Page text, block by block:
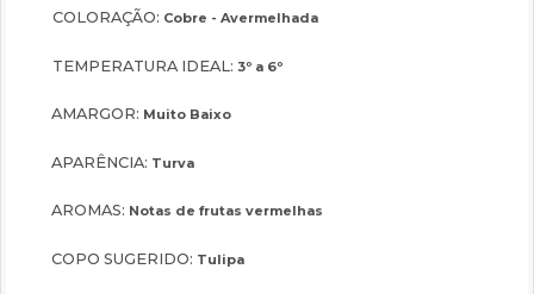
COLORAÇÃO: Cobre - Avermelhada
TEMPERATURA IDEAL: 3º a 6º
AMARGOR: Muito Baixo
APARÊNCIA: Turva
AROMAS: Notas de frutas vermelhas
COPO SUGERIDO: Tulipa